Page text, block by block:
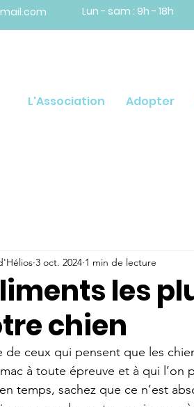
Lun - sam : 9h - 18h
L'Association Adopter
les
chien
3 oct. 2024 1 min de lecture
de ceux qui pensent que les
à toute épreuve et à qui l’on
temps, sachez que ce n’est